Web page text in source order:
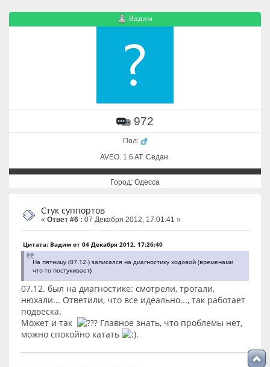
Вадим
972
Пол:
AVEO. 1.6 AT. Cедан.
Город: Одесса
Стук суппортов
« Ответ #6 : 07 Декабря 2012, 17:01:41 »
Цитата: Вадим от 04 Декабря 2012, 17:26:40
На пятницу (07.12.) записался на диагностику ходовой (временами
что-то постукивает)
07.12. был на диагностике: смотрели, трогали,
нюхали... Ответили, что все идеально..., так работает
подвеска.
Может и так
Главное знать, что проблемы нет,
можно спокойно катать
.